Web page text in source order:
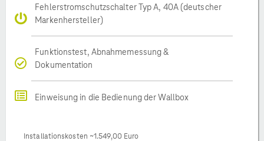
Fehlerstromschutzschalter Typ A, 40A (deutscher
Markenhersteller)
Funktionstest, Abnahmemessung &
Dokumentation
Einweisung in die Bedienung der Wallbox
Installationskosten ~1.549,00 Euro